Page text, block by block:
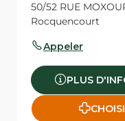
50/52 RUE
Rocquencourt
Appeler
PLUS